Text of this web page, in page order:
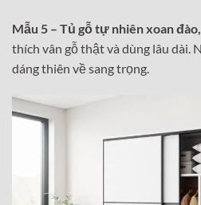
Mẫu 5 – Tủ gỗ tự nhiên xoan
thích vân gỗ thật và dùng lâu dài.
dáng thiên về sang trọng.